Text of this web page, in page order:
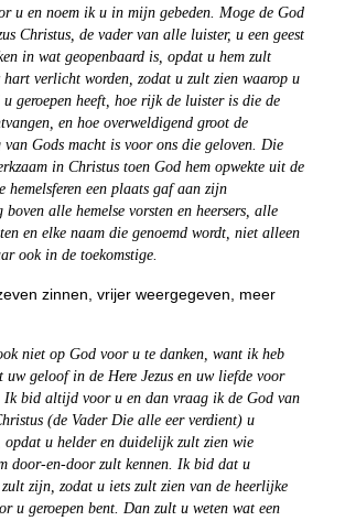
u en noem ik u in mijn gebeden. Moge de God
Christus, de vader van alle luister, u een geest
in wat geopenbaard is, opdat u hem zult
hart verlicht worden, zodat u zult zien waarop u
geroepen heeft, hoe rijk de luister is die de
en hoe overweldigend groot de
Gods macht is voor ons die geloven. Die
in Christus toen God hem opwekte uit de
hemelsferen een plaats gaf aan zijn
boven alle hemelse vorsten en heersers, alle
en elke naam die genoemd wordt, niet alleen
ook in de toekomstige.
zinnen, vrijer weergegeven, meer
niet op God voor u te danken, want ik heb
uw geloof in de Here Jezus en uw liefde voor
Ik bid altijd voor u en dan vraag ik de God van
(de Vader Die alle eer verdient) u
opdat u helder en duidelijk zult zien wie
door-en-door zult kennen. Ik bid dat u
zijn, zodat u iets zult zien van de heerlijke
u geroepen bent. Dan zult u weten wat een